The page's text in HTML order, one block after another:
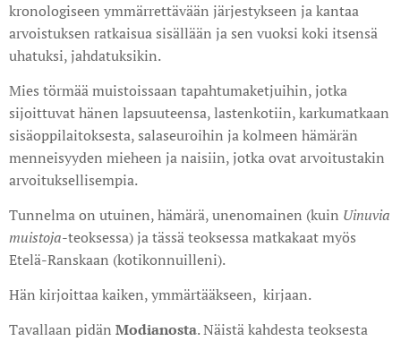
kronologiseen ymmärrettävään järjestykseen ja kantaa
arvoistuksen ratkaisua sisällään ja sen vuoksi koki itsensä
uhatuksi, jahdatuksikin.
Mies törmää muistoissaan tapahtumaketjuihin, jotka
sijoittuvat hänen lapsuuteensa, lastenkotiin, karkumatkaan
sisäoppilaitoksesta, salaseuroihin ja kolmeen hämärän
menneisyyden mieheen ja naisiin, jotka ovat arvoitustakin
arvoituksellisempia.
Tunnelma on utuinen, hämärä, unenomainen (kuin Uinuvia
muistoja-teoksessa) ja tässä teoksessa matkakaat myös
Etelä-Ranskaan (kotikonnuilleni).
Hän kirjoittaa kaiken, ymmärtääkseen, kirjaan.
Tavallaan pidän Modianosta. Näistä kahdesta teoksesta